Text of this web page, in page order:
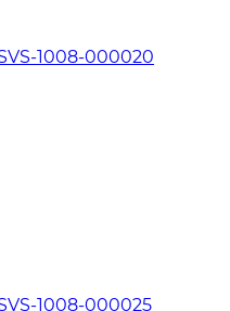
1008-000020
1008-000025